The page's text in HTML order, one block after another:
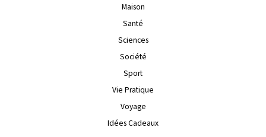
Maison
Santé
Sciences
Société
Sport
Vie Pratique
Voyage
Idées Cadeaux